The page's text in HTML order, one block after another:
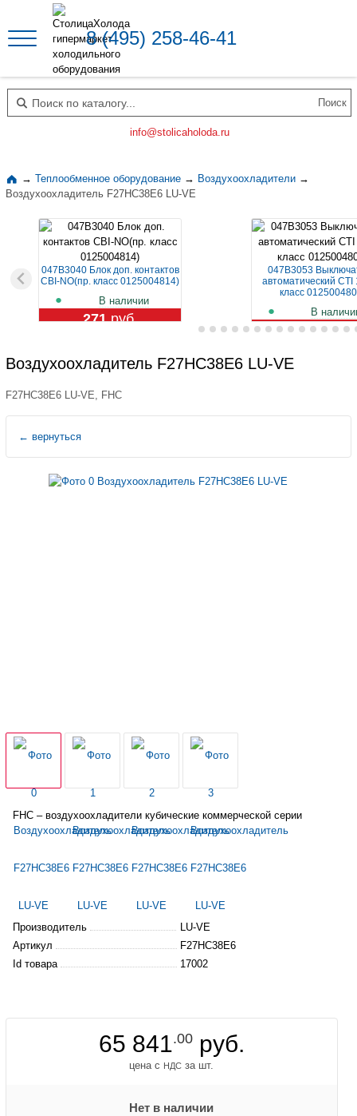
8 (495) 258-46-41
Поиск по каталогу
info@stolicaholoda.ru
→ Теплообменное оборудование → Воздухоохладители →
Воздухоохладитель F27HC38E6 LU-VE
047B3040 Блок доп. контактов
CBI-NO(пр. класс 0125004814)
В наличии
271руб.
047B3053
автоматический CTI
класс
В
1 119 руб.
Воздухоохладитель F27HC38E6 LU-VE
F27HC38E6 LU-VE, FHC
← вернуться
FHC – воздухоохладителикубические коммерческой серии
Производитель
LU-VE
Артикул
F27HC38E6
Id товара
17002
65 841.00 руб.
цена с НДС за шт.
Нет в наличии